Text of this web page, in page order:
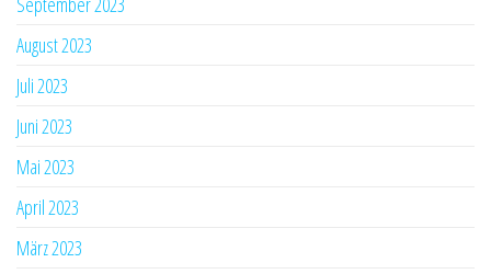
August 2023
Juli 2023
Juni 2023
Mai 2023
April 2023
März 2023